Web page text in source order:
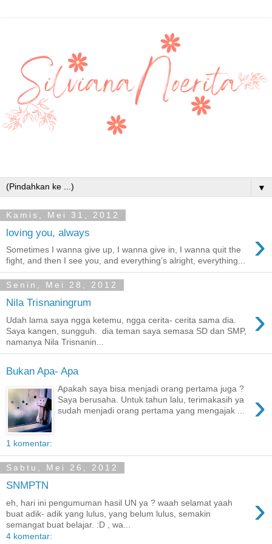
▼
Kamis, Mei 31, 2012
loving you, always ›
Sometimes I wanna give up, I wanna give in, I wanna quit the
fight, and then I see you, and everything’s alright, everything...
Senin, Mei 28, 2012
Nila Trisnaningrum ›
Udah lama saya ngga ketemu, ngga cerita- cerita sama dia.
Saya kangen, sungguh. dia teman saya semasa SD dan SMP,
namanya Nila Trisnanin...
Bukan Apa- Apa
›
Apakah saya bisa menjadi orang pertama juga ?
Saya berusaha. Untuk tahun lalu, terimakasih ya
sudah menjadi orang pertama yang mengajak ...
1 komentar:
Sabtu, Mei 26, 2012
SNMPTN
›
eh, hari ini pengumuman hasil UN ya ? waah selamat yaah
buat adik- adik yang lulus, yang belum lulus, semakin
semangat buat belajar. :D , wa...
4 komentar: